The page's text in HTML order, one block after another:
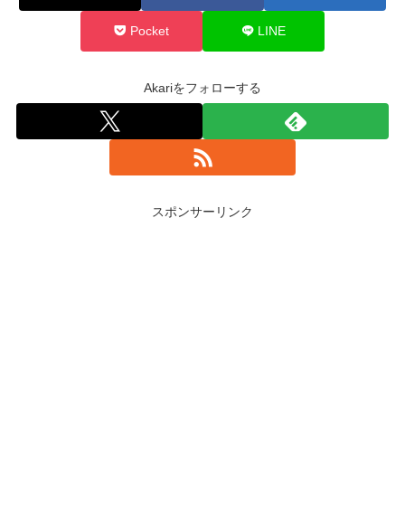
Pocket LINE
Akariをフォローする
スポンサーリンク